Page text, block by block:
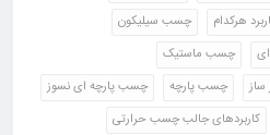
هرکدام
چسب سیلیکون
چسب ماستیک
چسب پارچه
چسب پارچه ای نسوز
کاربردهای جالب چسب حرارتی